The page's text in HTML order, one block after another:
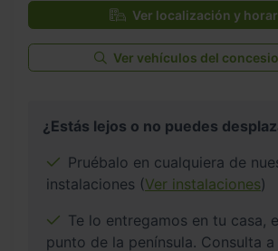
Ver localización y
Ver vehículos del
¿Estás lejos o no puedes
Pruébalo en cualquiera de
instalaciones (Ver instalaciones)
Te lo entregamos en tu casa,
punto de la península. Consulta